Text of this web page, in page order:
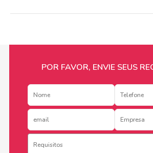
POR FAVOR, ENVIE SEUS